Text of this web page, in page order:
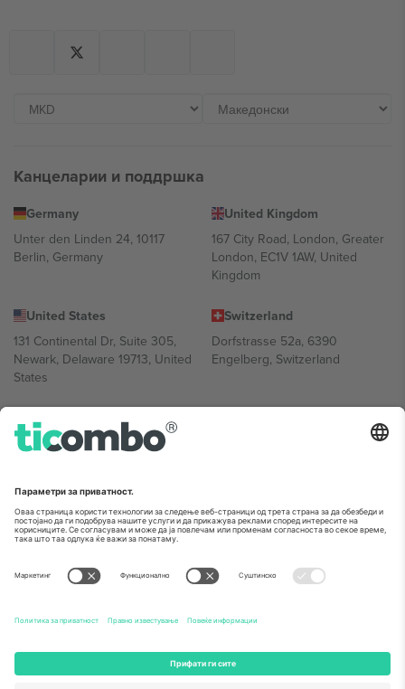
Канцеларии и поддршка
Germany
Unter den Linden 24, 10117
Berlin, Germany
United Kingdom
167 City Road, London, Greater
London, EC1V 1AW, United
Kingdom
United States
131 Continental Dr, Suite 305,
Newark, Delaware 19713, United
States
Switzerland
Dorfstrasse 52a, 6390
Engelberg, Switzerland
Bulgaria
Regus Sofia City West, bul
UAE Dubai Silicon Oasis, DDP
Mexico
Av Chapultepec 360, Roma
Norte, Cuauhtémoc, 06700
Ciudad de México, CDMX,
разликува во зависност од локацијата, настанот и/или доменот.
За детали, проверете ја конкретната страница на настанот.,